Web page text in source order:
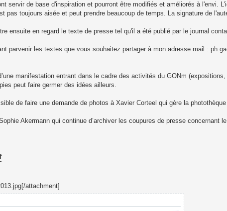
servir de base d'inspiration et pourront être modifiés et améliorés à l'envi.
pas toujours aisée et peut prendre beaucoup de temps. La signature de
ensuite en regard le texte de presse tel qu'il a été publié par le journal
parvenir les textes que vous souhaitez partager à mon adresse mail :
manifestation entrant dans le cadre des activités du GONm
peut faire germer des idées ailleurs.
de faire une demande de photos à Xavier Corteel qui gère la
Akermann qui continue d’archiver les coupures de presse concernant
attachment]